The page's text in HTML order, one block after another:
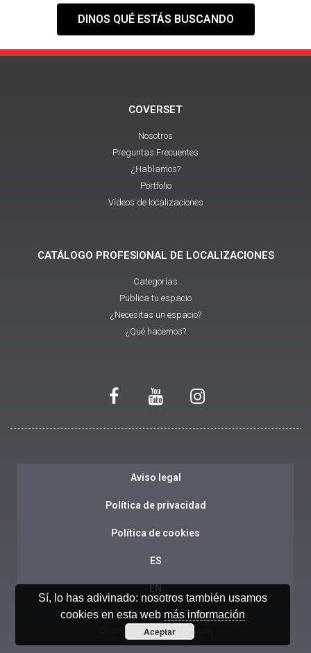
DINOS QUÉ ESTÁS BUSCANDO
COVERSET
Nosotros
Preguntas Frecuentes
¿Hablamos?
Portfolio
Vídeos de localizaciones
CATÁLOGO PROFESIONAL DE LOCALIZACIONES
Categorías
Publica tu espacio
¿Necesitas un espacio?
¿Qué hacemos?
Aviso legal
Política de privacidad
Política de cookies
ES
EN
Diseño web:Ensalza.com
Sí, lo has adivinado: nosotros también usamos
cookies en esta web más información
Aceptar